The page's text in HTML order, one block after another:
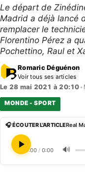
Le départ de
Madrid a déjà lancé
remplacer le
Florentino Pérez a
Pochettino, Raul et
Romaric Déguénon
Voir tous ses articles
Le 28 mai 2021 à 20:10•
MONDE - SPORT
🎧 ÉCOUTER L'ARTICLE
0:00 / 0:00 🔊